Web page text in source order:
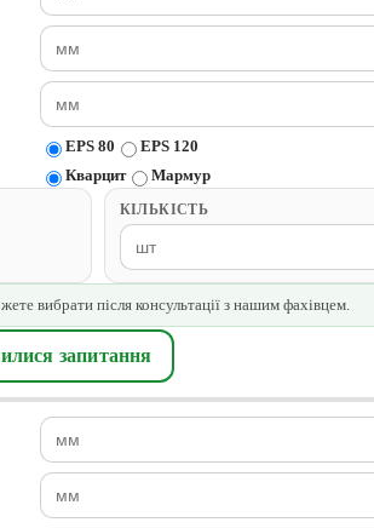
EPS 80
EPS 120
Кварцит Мармур
КІЛЬКІСТЬ
вибрати після консультації з нашим фахівцем.
запитання